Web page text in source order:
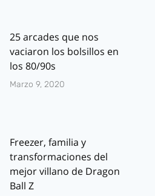
25 arcades que nos
vaciaron los bolsillos en
los 80/90s
Marzo 9, 2020
Freezer, familia y
transformaciones del
mejor villano de Dragon
Ball Z